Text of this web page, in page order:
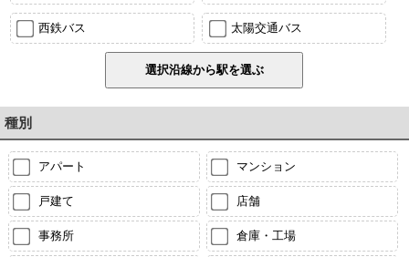
西鉄バス 太陽交通バス
種別
アパート マンション
戸建て 店舗
事務所 倉庫・工場